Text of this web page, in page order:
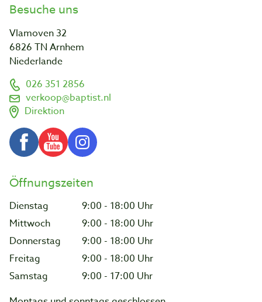
Besuche uns
Vlamoven 32
6826 TN Arnhem
Niederlande
026 351 2856
verkoop@baptist.nl
Direktion
Öffnungszeiten
Dienstag
9:00 - 18:00 Uhr
Mittwoch
9:00 - 18:00 Uhr
Donnerstag
9:00 - 18:00 Uhr
Freitag
9:00 - 18:00 Uhr
Samstag
9:00 - 17:00 Uhr